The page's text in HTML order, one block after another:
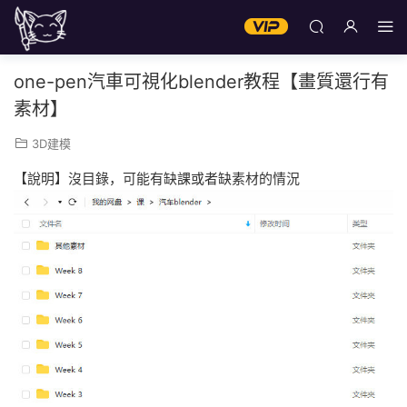
one-pen汽車可視化blender教程【畫質還行有
素材】
3D建模
【說明】沒目錄，可能有缺課或者缺素材的情況